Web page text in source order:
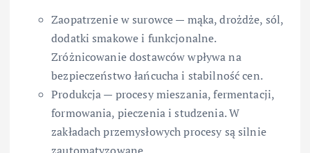
Zaopatrzenie w surowce — mąka, drożdże, sól,
dodatki smakowe i funkcjonalne.
Zróżnicowanie dostawców wpływa na
bezpieczeństwo łańcucha i stabilność cen.
Produkcja — procesy mieszania, fermentacji,
formowania, pieczenia i studzenia. W
zakładach przemysłowych procesy są silnie